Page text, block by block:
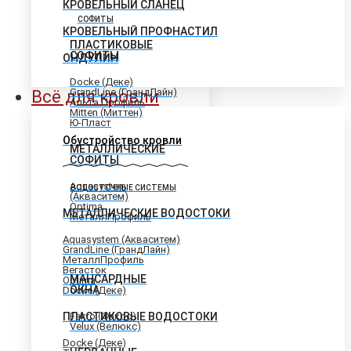
СОФИТЫ
ПЛАСТИКОВЫЕ
СОФИТЫ
Docke (Деке)
GrandLine (ГрандЛайн)
Альта Профиль
Mitten (Миттен)
Ю-Пласт
МЕТАЛЛИЧЕСКИЕ
СОФИТЫ
Aquasystem
(Акваситем)
Optima
МеталлПрофиль
МАНСАРДНЫЕ
ОКНА
Fakro (Факро)
Velux (Велюкс)
КРОВЕЛЬНЫЙ СЛАНЕЦ
КРОВЕЛЬНЫЙ ПРОФНАСТИЛ
ОНДУЛИН
Всё для кровли
Обустройство кровли
ВОДОСТОЧНЫЕ СИСТЕМЫ
МЕТАЛЛИЧЕСКИЕ ВОДОСТОКИ
Aquasystem (Акваситем)
GrandLine (ГрандЛайн)
МеталлПрофиль
Вегасток
Optima
Docke (Деке)
ПЛАСТИКОВЫЕ ВОДОСТОКИ
Docke (Деке)